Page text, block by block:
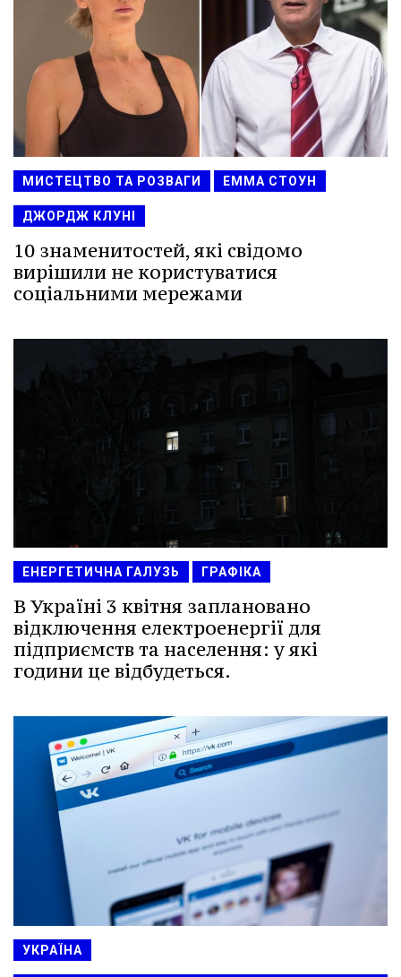
МИСТЕЦТВО ТА РОЗВАГИ ЕММА СТОУН
ДЖОРДЖ КЛУНІ
10 знаменитостей, які свідомо
вирішили не користуватися
соціальними мережами
ЕНЕРГЕТИЧНА ГАЛУЗЬ ГРАФІКА
В Україні 3 квітня заплановано
відключення електроенергії для
підприємств та населення: у які
години це відбудеться.
УКРАЇНА